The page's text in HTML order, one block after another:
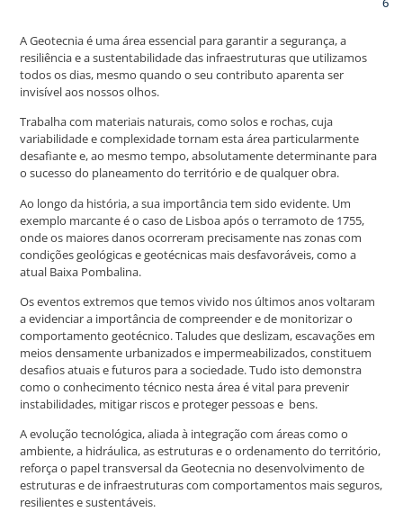
A Geotecnia é uma área essencial para garantir a segurança, a
resiliência e a sustentabilidade das infraestruturas que utilizamos
todos os dias, mesmo quando o seu contributo aparenta ser
invisível aos nossos olhos.
Trabalha com materiais naturais, como solos e rochas, cuja
variabilidade e complexidade tornam esta área particularmente
desafiante e, ao mesmo tempo, absolutamente determinante para
o sucesso do planeamento do território e de qualquer obra.
Ao longo da história, a sua importância tem sido evidente. Um
exemplo marcante é o caso de Lisboa após o terramoto de 1755,
onde os maiores danos ocorreram precisamente nas zonas com
condições geológicas e geotécnicas mais desfavoráveis, como a
atual Baixa Pombalina.
Os eventos extremos que temos vivido nos últimos anos voltaram
a evidenciar a importância de compreender e de monitorizar o
comportamento geotécnico. Taludes que deslizam, escavações em
meios densamente urbanizados e impermeabilizados, constituem
desafios atuais e futuros para a sociedade. Tudo isto demonstra
como o conhecimento técnico nesta área é vital para prevenir
instabilidades, mitigar riscos e proteger pessoas e bens.
A evolução tecnológica, aliada à integração com áreas como o
ambiente, a hidráulica, as estruturas e o ordenamento do território,
reforça o papel transversal da Geotecnia no desenvolvimento de
estruturas e de infraestruturas com comportamentos mais seguros,
resilientes e sustentáveis.